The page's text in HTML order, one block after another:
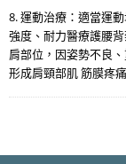
8. 運動治療：適當運
強度、耐力醫療護腰
肩部位，因姿勢不良
形成肩頸部肌 筋膜疼